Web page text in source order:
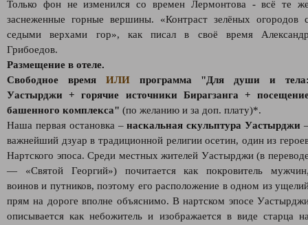
Только фон не изменился со времен Лермонтова - всё те
заснеженные горные вершины. «Контраст зелёных огородов
седыми верхами гор», как писал в своё время
Грибоедов.
Размещение в отеле.
Свободное время ИЛИпрограмма "Для души и
Уастырджи + горячие источники Бирагзанга +
башенного комплекса" (по желанию и за доп. плату)*.
Наша первая остановка –наскальная скульптура Уастырджи
важнейший дзуар в традиционной религии осетин, один из
Нартского эпоса. Среди местных жителей Уастырджи (в
— «Святой Георгий») почитается как покровитель
воинов и путников, поэтому его расположение в одном из
прям на дороге вполне объяснимо. В нартском эпосе
описывается как небожитель и изображается в виде старца